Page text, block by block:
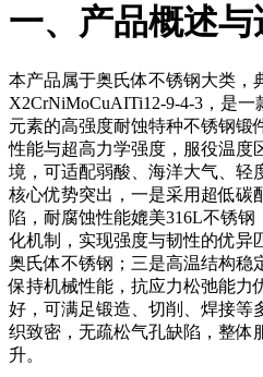
一、产品概述与
本产品属于奥氏体不锈钢大类，
X2CrNiMoCuAITi12-9-4-3，是
元素的高强度耐蚀特种不锈钢锻
性能与超高力学强度，服役温
境，可适配弱酸、海洋大气、轻
核心优势突出，一是采用超低碳
陷，耐腐蚀性能媲美316L不锈
化机制，实现强度与韧性的优异
奥氏体不锈钢；三是高温结构稳
保持机械性能，抗应力松弛能力
好，可满足锻造、切削、焊接等
织致密，无疏松气孔缺陷，整体
升。